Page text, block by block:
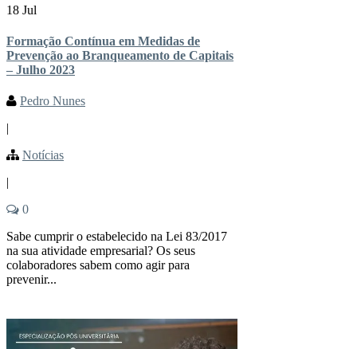
18 Jul
Formação Contínua em Medidas de
Prevenção ao Branqueamento de Capitais
– Julho 2023
Pedro Nunes
|
Notícias
|
0
Sabe cumprir o estabelecido na Lei 83/2017
na sua atividade empresarial? Os seus
colaboradores sabem como agir para
prevenir...